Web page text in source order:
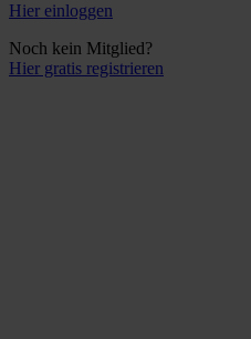
Hier einloggen
Noch kein Mitglied?
Hier gratis registrieren